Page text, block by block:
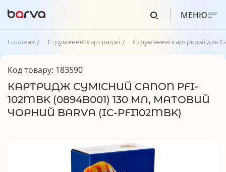
МЕНЮ
Головна Струменеві картриджі Струменеві картриджі для
Код товару: 183590
КАРТРИДЖ СУМІСНИЙ CANON PFI-
102MBK (0894B001) 130 МЛ, МАТОВИЙ
ЧОРНИЙ BARVA (IC-PFI102MBK)